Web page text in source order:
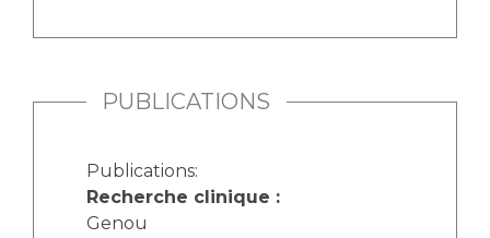
PUBLICATIONS
Publications:
Recherche clinique :
Genou